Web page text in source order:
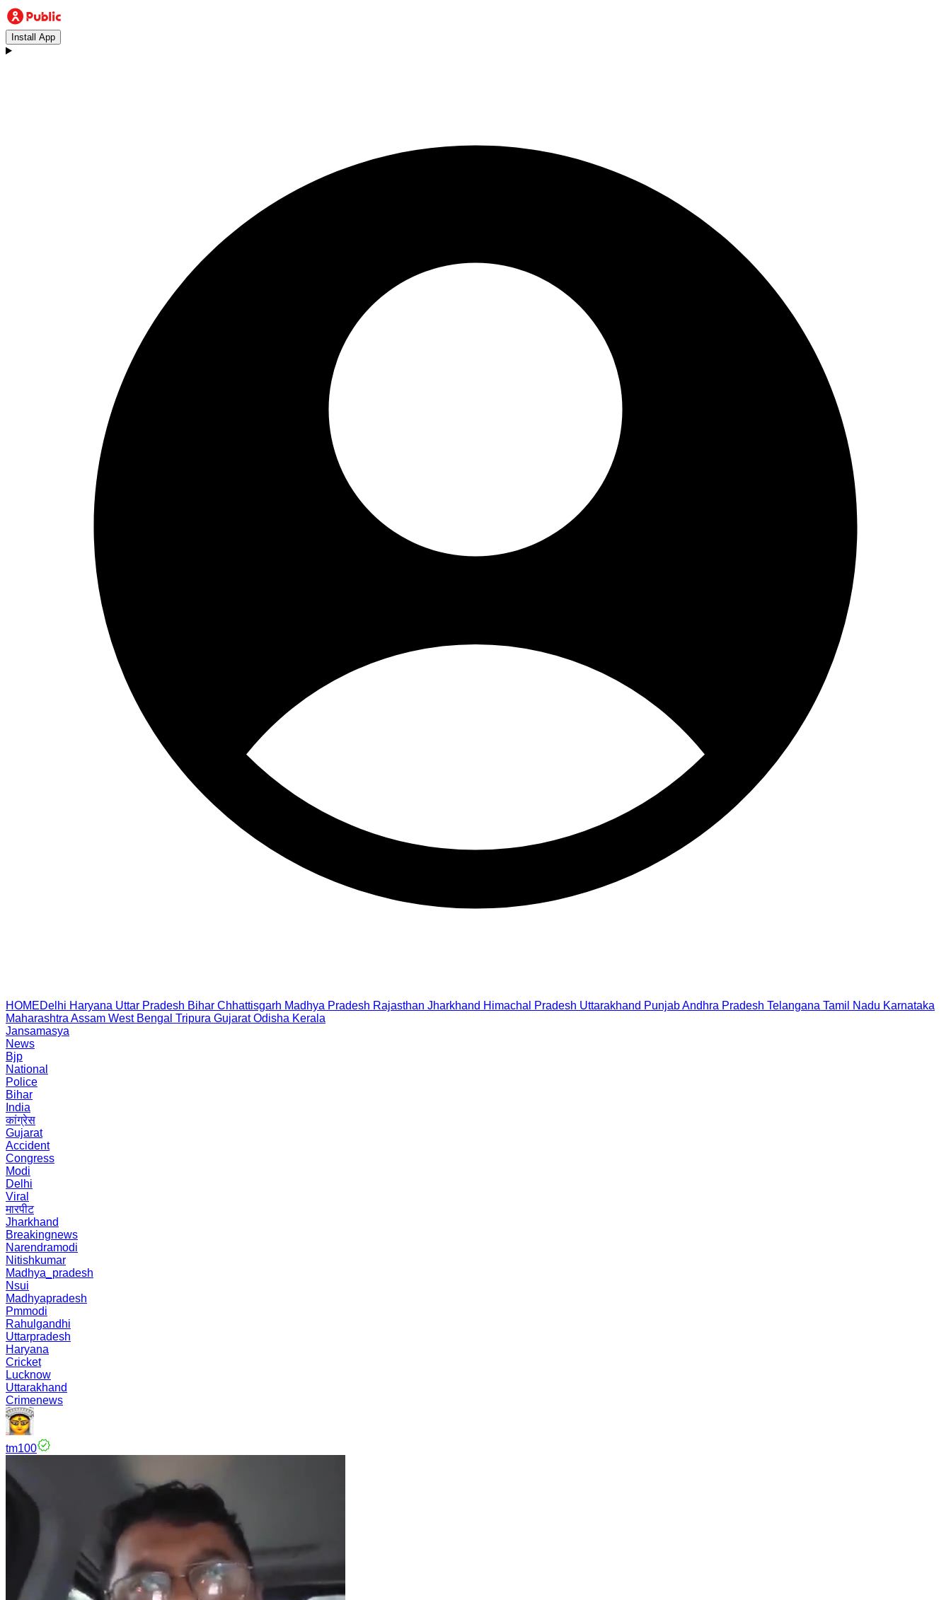
Install App
HOMEDelhi Haryana Uttar Pradesh Bihar Chhattisgarh Madhya Pradesh Rajasthan Jharkhand Himachal Pradesh Uttarakhand PunjabAndhra Pradesh Telangana Tamil Nadu Karnataka
Maharashtra Assam West Bengal Tripura Gujarat Odisha Kerala
Jansamasya
News
Bjp
National
Police
Bihar
India
कांग्रेस
Gujarat
Accident
Congress
Modi
Delhi
Viral
मारपीट
Jharkhand
Breakingnews
Narendramodi
Nitishkumar
Madhya_pradesh
Nsui
Madhyapradesh
Pmmodi
Rahulgandhi
Uttarpradesh
Haryana
Cricket
Lucknow
Uttarakhand
Crimenews
tm100